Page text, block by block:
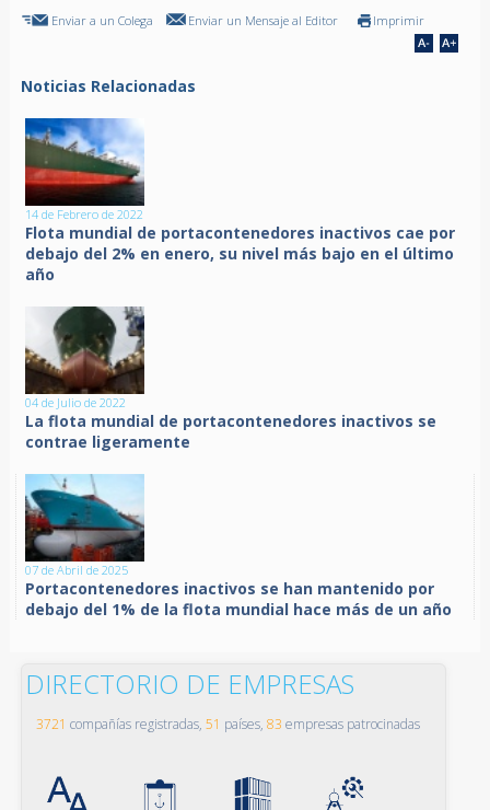
Enviar a un Colega Enviar un Mensaje al Editor Imprimir
Noticias Relacionadas
14 de Febrero de 2022
Flota mundial de portacontenedores inactivos cae por
debajo del 2% en enero, su nivel más bajo en el último
año
04 de Julio de 2022
La flota mundial de portacontenedores inactivos se
contrae ligeramente
07 de Abril de 2025
Portacontenedores inactivos se han mantenido por
debajo del 1% de la flota mundial hace más de un año
DIRECTORIO DE EMPRESAS
3721 compañías registradas, 51 países, 83 empresas patrocinadas